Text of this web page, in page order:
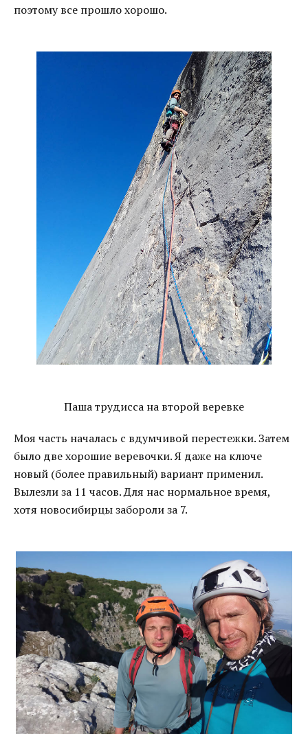
поэтому все прошло хорошо.
Паша трудисса на второй веревке
Моя часть началась с вдумчивой перестежки. Затем
было две хорошие веревочки. Я даже на ключе
новый (более правильный) вариант применил.
Вылезли за 11 часов. Для нас нормальное время,
хотя новосибирцы забороли за 7.